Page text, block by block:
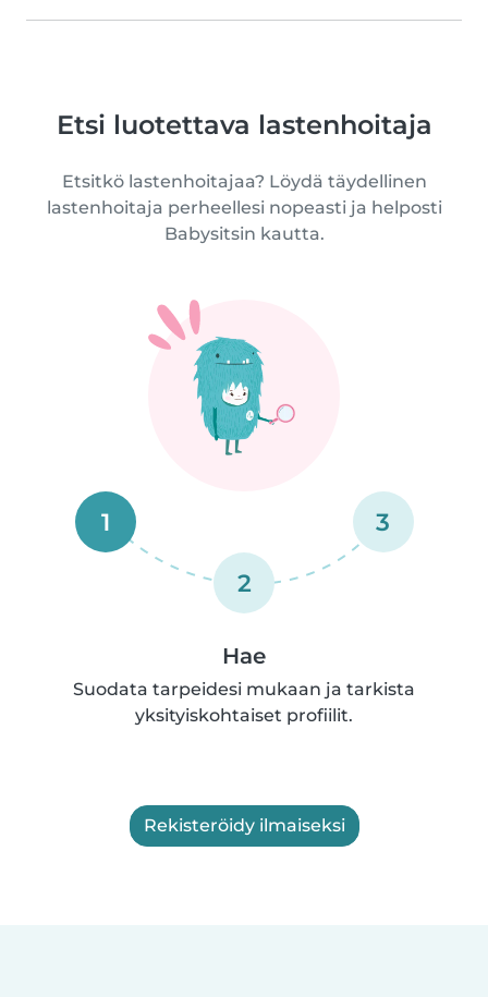
Etsi luotettava lastenhoitaja
Etsitkö lastenhoitajaa? Löydä täydellinen
lastenhoitaja perheellesi nopeasti ja helposti
Babysitsin kautta.
1
2
3
Hae
Suodata tarpeidesi mukaan ja tarkista
yksityiskohtaiset profiilit.
Rekisteröidy ilmaiseksi